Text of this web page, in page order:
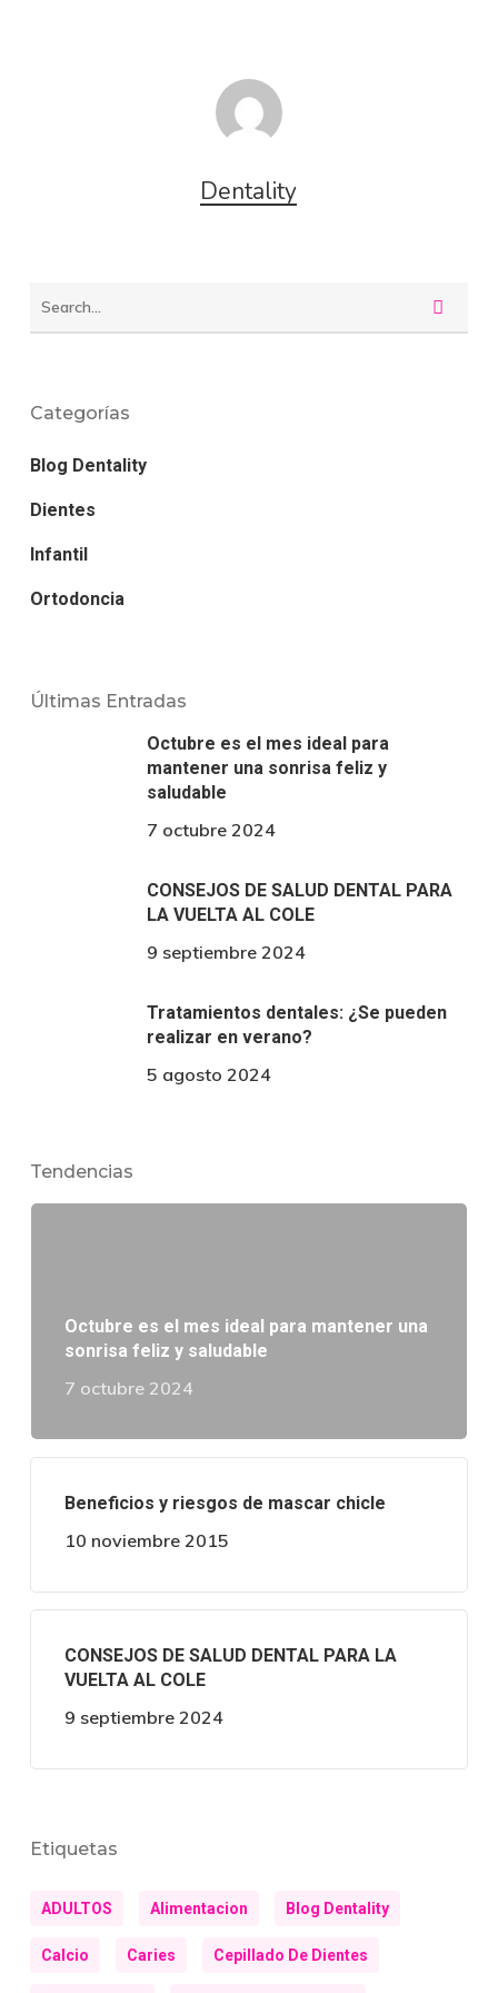
Dentality
Categorías
Blog Dentality
Dientes
Infantil
Ortodoncia
Últimas Entradas
Octubre es el mes ideal para
mantener una sonrisa feliz y
saludable
7 octubre 2024
CONSEJOS DE SALUD DENTAL PARA
LA VUELTA AL COLE
9 septiembre 2024
Tratamientos dentales: ¿Se pueden
realizar en verano?
5 agosto 2024
Tendencias
Octubre es el mes ideal para mantener una
sonrisa feliz y saludable
7 octubre 2024
Beneficios y riesgos de mascar chicle
10 noviembre 2015
CONSEJOS DE SALUD DENTAL PARA LA
VUELTA AL COLE
9 septiembre 2024
Etiquetas
ADULTOS Alimentacion Blog Dentality
Calcio Caries Cepillado De Dientes